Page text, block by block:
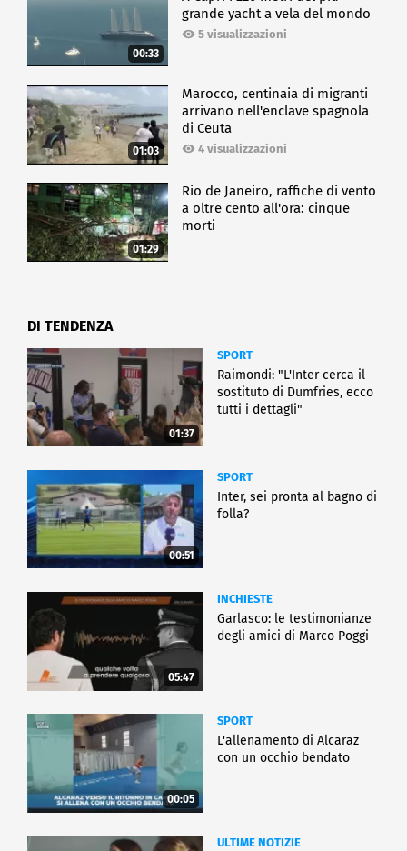
00:33
grande yacht a vela del mondo
5 visualizzazioni
01:03
Marocco, centinaia di migranti
arrivano nell'enclave spagnola
di Ceuta
4 visualizzazioni
01:29
Rio de Janeiro, raffiche di vento
a oltre cento all'ora: cinque
morti
DI TENDENZA
01:37
SPORT
Raimondi: "L'Inter cerca il
sostituto di Dumfries, ecco
tutti i dettagli"
00:51
SPORT
Inter, sei pronta al bagno di
folla?
05:47
INCHIESTE
Garlasco: le testimonianze
degli amici di Marco Poggi
00:05
SPORT
L'allenamento di Alcaraz
con un occhio bendato
ULTIME NOTIZIE